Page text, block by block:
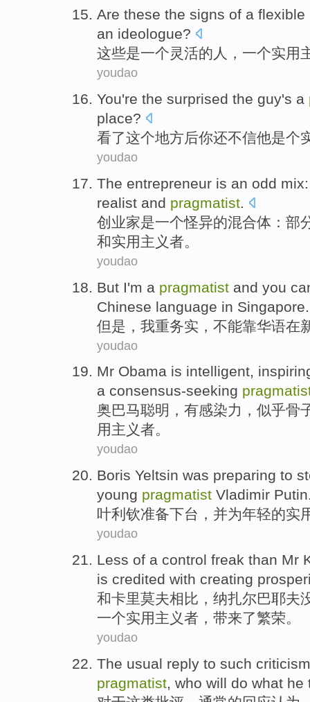
Are these the signs of a flexible
an ideologue?
这些是一个灵活的 人 ，一个实用
youdao
You're the surprised the guy's a
place?
看了这个地方后你还不信他是个
youdao
The entrepreneur is an odd mix
realist and pragmatist.
创业家是一个怪异的混合体 ： 部
和实用主义者。
youdao
But I'm a pragmatist and you
Chinese language in Singapore
但是 ， 我重务实， 不能靠华语在
youdao
Mr Obama is intelligent,
a consensus-seeking
奥巴马聪明 ， 有感染力 ， 似乎骨
用主义者。
youdao
Boris Yeltsin was preparing to
young pragmatist Vladimir Putin
叶利钦准备下台 ， 并为年轻的实
youdao
Less of a control freak than Mr
is credited with creating
和卡里莫夫相比 ，纳扎尔巴耶夫
一个实用主义者 ， 带来了繁荣。
youdao
The usual reply to such criticism
pragmatist, who will do what he